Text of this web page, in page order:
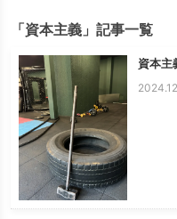
「資本主義」記事一覧
資本主